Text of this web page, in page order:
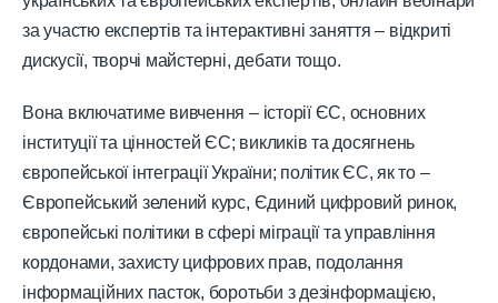
за участю експертів та інтерактивні заняття – відкриті
дискусії, творчі майстерні, дебати тощо.
Вона включатиме вивчення – історії ЄС, основних
інституції та цінностей ЄС; викликів та досягнень
європейської інтеграції України; політик ЄС, як то –
Європейський зелений курс, Єдиний цифровий ринок,
європейські політики в сфері міграції та управління
кордонами, захисту цифрових прав, подолання
інформаційних пасток, боротьби з дезінформацією,